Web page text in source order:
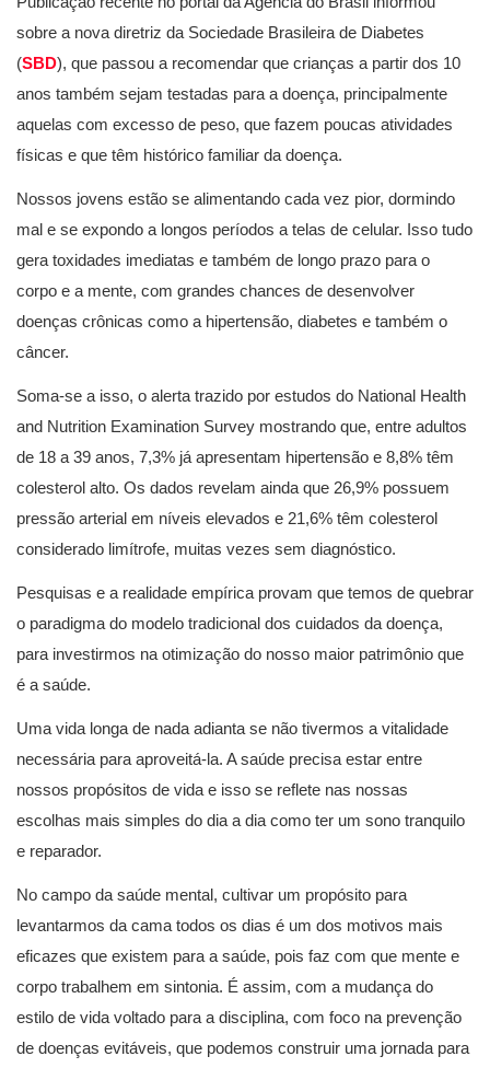
sobre a nova diretriz da Sociedade Brasileira de Diabetes
(SBD), que passou a recomendar que crianças a partir dos 10
anos também sejam testadas para a doença, principalmente
aquelas com excesso de peso, que fazem poucas atividades
físicas e que têm histórico familiar da doença.
Nossos jovens estão se alimentando cada vez pior, dormindo
mal e se expondo a longos períodos a telas de celular. Isso tudo
gera toxidades imediatas e também de longo prazo para o
corpo e a mente, com grandes chances de desenvolver
doenças crônicas como a hipertensão, diabetes e também o
câncer.
Soma-se a isso, o alerta trazido por estudos do National Health
and Nutrition Examination Survey mostrando que, entre adultos
de 18 a 39 anos, 7,3% já apresentam hipertensão e 8,8% têm
colesterol alto. Os dados revelam ainda que 26,9% possuem
pressão arterial em níveis elevados e 21,6% têm colesterol
considerado limítrofe, muitas vezes sem diagnóstico.
Pesquisas e a realidade empírica provam que temos de quebrar
o paradigma do modelo tradicional dos cuidados da doença,
para investirmos na otimização do nosso maior patrimônio que
é a saúde.
Uma vida longa de nada adianta se não tivermos a vitalidade
necessária para aproveitá-la. A saúde precisa estar entre
nossos propósitos de vida e isso se reflete nas nossas
escolhas mais simples do dia a dia como ter um sono tranquilo
e reparador.
No campo da saúde mental, cultivar um propósito para
levantarmos da cama todos os dias é um dos motivos mais
eficazes que existem para a saúde, pois faz com que mente e
corpo trabalhem em sintonia. É assim, com a mudança do
estilo de vida voltado para a disciplina, com foco na prevenção
de doenças evitáveis, que podemos construir uma jornada para